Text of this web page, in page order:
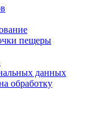
пещеры
данных
обработку